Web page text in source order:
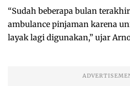
“Sudah beberapa bulan
ambulance pinjaman karena
layak lagi digunakan,” ujar